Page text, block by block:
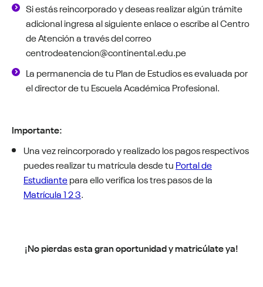
Si estás reincorporado y deseas realizar algún trámite
adicional ingresa al siguiente enlace o escribe al Centro
de Atención a través del correo
centrodeatencion@continental.edu.pe
La permanencia de tu Plan de Estudios es evaluada por
el director de tu Escuela Académica Profesional.
Importante:
Una vez reincorporado y realizado los pagos respectivos
puedes realizar tu matrícula desde tu Portal de
Estudiantepara ello verifica los tres pasos de la
Matrícula 1 2 3.
¡No pierdas esta gran oportunidad y matricúlate ya!